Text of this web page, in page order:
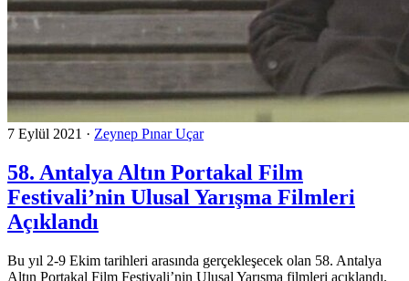
7 Eylül 2021 · Zeynep Pınar Uçar
58. Antalya Altın Portakal Film
Festivali’nin Ulusal Yarışma Filmleri
Açıklandı
Bu yıl 2-9 Ekim tarihleri arasında gerçekleşecek olan 58. Antalya
Altın Portakal Film Festivali’nin Ulusal Yarışma filmleri açıklandı.